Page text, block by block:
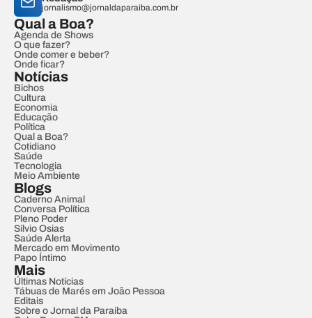
jornalismo@jornaldaparaiba.com.br
Qual a Boa?
Agenda de Shows
O que fazer?
Onde comer e beber?
Onde ficar?
Notícias
Bichos
Cultura
Economia
Educação
Política
Qual a Boa?
Cotidiano
Saúde
Tecnologia
Meio Ambiente
Blogs
Caderno Animal
Conversa Política
Pleno Poder
Sílvio Osias
Saúde Alerta
Mercado em Movimento
Papo Íntimo
Mais
Últimas Notícias
Tábuas de Marés em João Pessoa
Editais
Sobre o Jornal da Paraíba